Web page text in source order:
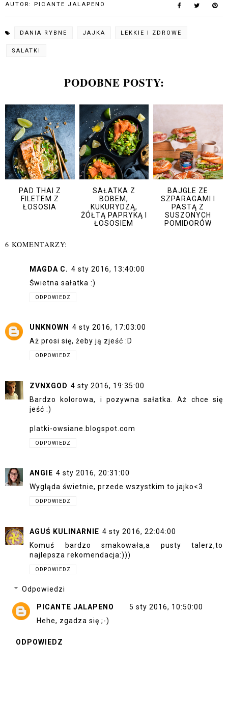
AUTOR: PICANTE JALAPENO
DANIA RYBNE JAJKA LEKKIE I ZDROWE
SALATKI
PODOBNE POSTY:
PAD THAI Z
FILETEM Z
ŁOSOSIA
SAŁATKA Z
BOBEM,
KUKURYDZĄ,
ŻÓŁTĄ PAPRYKĄ I
ŁOSOSIEM
BAJGLE ZE
SZPARAGAMI I
PASTĄ Z
SUSZONYCH
POMIDORÓW
6 KOMENTARZY:
MAGDA C. 4 sty 2016, 13:40:00
Świetna sałatka :)
ODPOWIEDZ
UNKNOWN
4 sty 2016, 17:03:00
Aż prosi się, żeby ją zjeść :D
ODPOWIEDZ
ZVNXGOD 4 sty 2016, 19:35:00
Bardzo kolorowa, i pozywna sałatka. Aż chce się
jeść :)
platki-owsiane.blogspot.com
ODPOWIEDZ
ANGIE 4 sty 2016, 20:31:00
Wygląda świetnie, przede wszystkim to jajko<3
ODPOWIEDZ
AGUŚ KULINARNIE 4 sty 2016, 22:04:00
Komuś bardzo smakowała,a pusty talerz,to
najlepsza rekomendacja:)))
ODPOWIEDZ
Odpowiedzi
PICANTE JALAPENO
5 sty 2016, 10:50:00
Hehe, zgadza się ;-)
ODPOWIEDZ